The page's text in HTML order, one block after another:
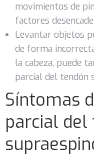
movimientos de
factores
Levantar objetos
de forma
la cabeza, puede
parcial del tendón
Síntomas
parcial del